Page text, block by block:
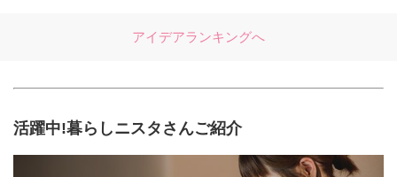
アイデアランキングへ
活躍中!暮らしニスタさんご紹介